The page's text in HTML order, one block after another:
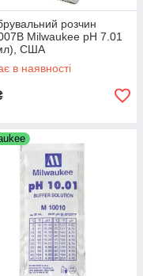
розчин
Milwaukee pH 7.01
США
в наявності